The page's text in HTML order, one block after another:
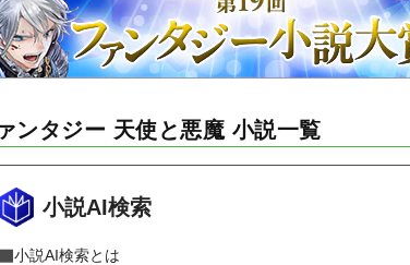
ンタジー 天使と悪魔 小説一覧
小説AI検索
小説AI検索とは